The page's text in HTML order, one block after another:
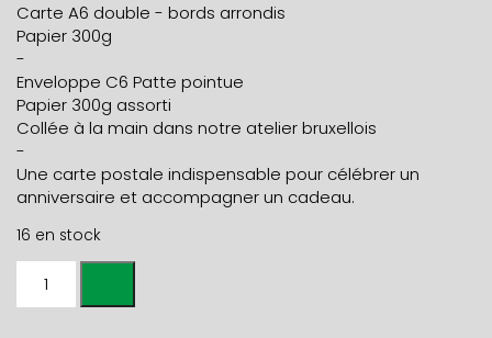
Carte A6 double - bords arrondis
Papier 300g
-
Enveloppe C6 Patte pointue
Papier 300g assorti
Collée à la main dans notre atelier bruxellois
-
Une carte postale indispensable pour célébrer un
anniversaire et accompagner un cadeau.
16 en stock